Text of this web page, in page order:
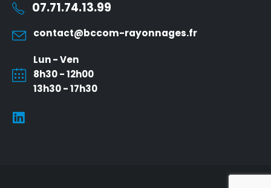
07.71.74.13.99
contact@bccom-rayonnages.fr
Lun - Ven
8h30 - 12h00
13h30 - 17h30